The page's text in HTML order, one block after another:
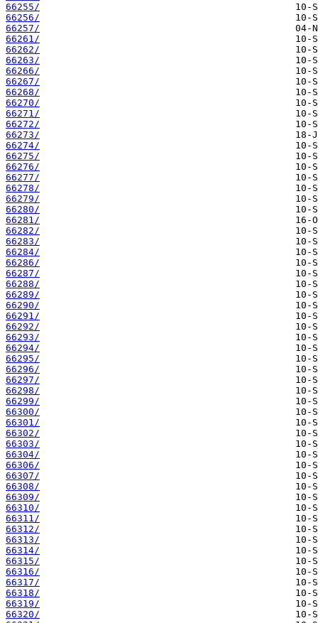
66255/
66256/
66257/
66261/
66262/
66263/
66266/
66267/
66268/
66270/
66271/
66272/
66273/
66274/
66275/
66276/
66277/
66278/
66279/
66280/
66281/
66282/
66283/
66284/
66286/
66287/
66288/
66289/
66290/
66291/
66292/
66293/
66294/
66295/
66296/
66297/
66298/
66299/
66300/
66301/
66302/
66303/
66304/
66306/
66307/
66308/
66309/
66310/
66311/
66312/
66313/
66314/
66315/
66316/
66317/
66318/
66319/
66320/